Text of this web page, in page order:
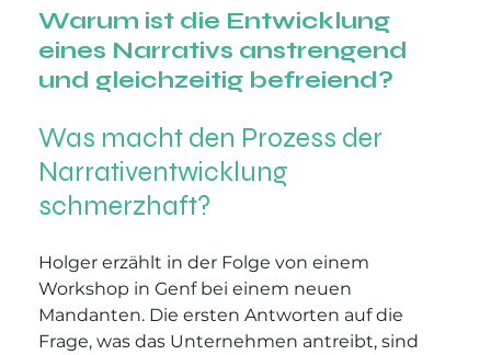
Warum ist die Entwicklung
eines Narrativs anstrengend
und gleichzeitig befreiend?
Was macht den Prozess der
Narrativentwicklung
schmerzhaft?
Holger erzählt in der Folge von einem
Workshop in Genf bei einem neuen
Mandanten. Die ersten Antworten auf die
Frage, was das Unternehmen antreibt, sind